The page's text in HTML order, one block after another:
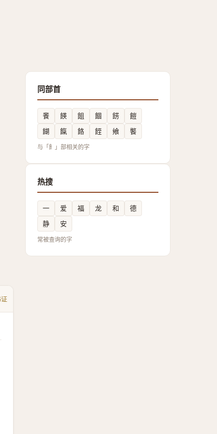
同部首
餥 䭊 飷 䭅 餝
䭓
餬
餼 餎 䬹 飨 饏
与「飠」部相关的字
热搜
一 爱 福 龙 和
德
静
安
常被查询的字